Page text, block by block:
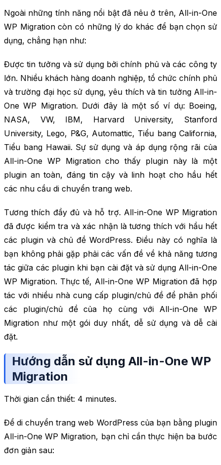
Ngoài những tính năng nổi bật đã nêu ở trên, All-in-One
WP Migration còn có những lý do khác để bạn chọn sử
dụng, chẳng hạn như:
Được tin tưởng và sử dụng bởi chính phủ và các công ty
lớn. Nhiều khách hàng doanh nghiệp, tổ chức chính phủ
và trường đại học sử dụng, yêu thích và tin tưởng All-in-
One WP Migration. Dưới đây là một số ví dụ: Boeing,
NASA, VW, IBM, Harvard University, Stanford
University, Lego, P&G, Automattic, Tiểu bang California,
Tiểu bang Hawaii. Sự sử dụng và áp dụng rộng rãi của
All-in-One WP Migration cho thấy plugin này là một
plugin an toàn, đáng tin cậy và linh hoạt cho hầu hết
các nhu cầu di chuyển trang web.
Tương thích đầy đủ và hỗ trợ. All-in-One WP Migration
đã được kiểm tra và xác nhận là tương thích với hầu hết
các plugin và chủ đề WordPress. Điều này có nghĩa là
bạn không phải gặp phải các vấn đề về khả năng tương
tác giữa các plugin khi bạn cài đặt và sử dụng All-in-One
WP Migration. Thực tế, All-in-One WP Migration đã hợp
tác với nhiều nhà cung cấp plugin/chủ đề để phân phối
các plugin/chủ đề của họ cùng với All-in-One WP
Migration như một gói duy nhất, dễ sử dụng và dễ cài
đặt.
Hướng dẫn sử dụng All-in-One WP
Migration
Thời gian cần thiết: 4 minutes.
Để di chuyển trang web WordPress của bạn bằng plugin
All-in-One WP Migration, bạn chỉ cần thực hiện ba bước
đơn giản sau: